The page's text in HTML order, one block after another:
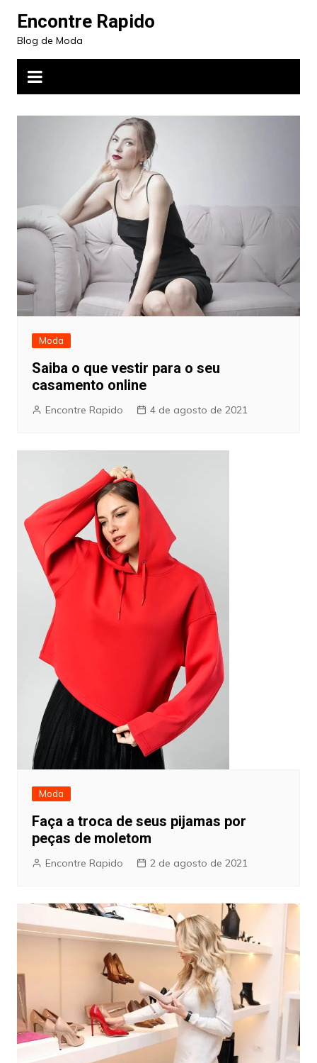
para
conteúdo
Encontre Rapido
Blog de Moda
Moda
Saiba o que vestir para o seu
casamento online
Encontre Rapido 4 de agosto de 2021
Moda
Faça a troca de seus pijamas por
peças de moletom
Encontre Rapido 2 de agosto de 2021